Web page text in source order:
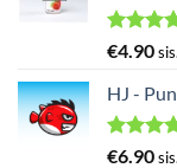
Arvostelu
5.00
/ 5
€4.90
HJ -
Arvostelu
€6.90